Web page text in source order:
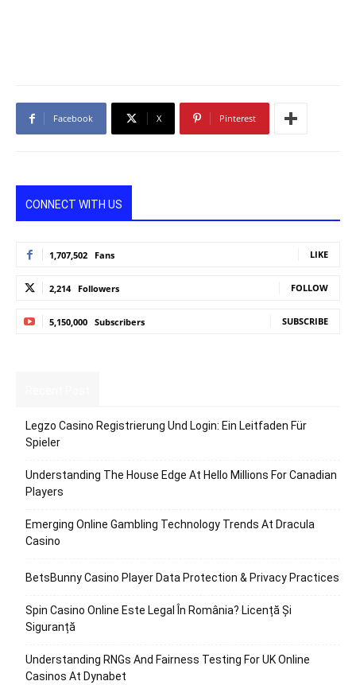
Facebook X Pinterest
CONNECT WITH US
1,707,502 Fans LIKE
2,214 Followers FOLLOW
5,150,000 Subscribers SUBSCRIBE
Legzo Casino Registrierung Und Login: Ein Leitfaden Für
Spieler
Understanding The House Edge At Hello Millions For Canadian
Players
Emerging Online Gambling Technology Trends At Dracula
Casino
BetsBunny Casino Player Data Protection & Privacy Practices
Spin Casino Online Este Legal În România? Licență Și
Siguranță
Understanding RNGs And Fairness Testing For UK Online
Casinos At Dynabet